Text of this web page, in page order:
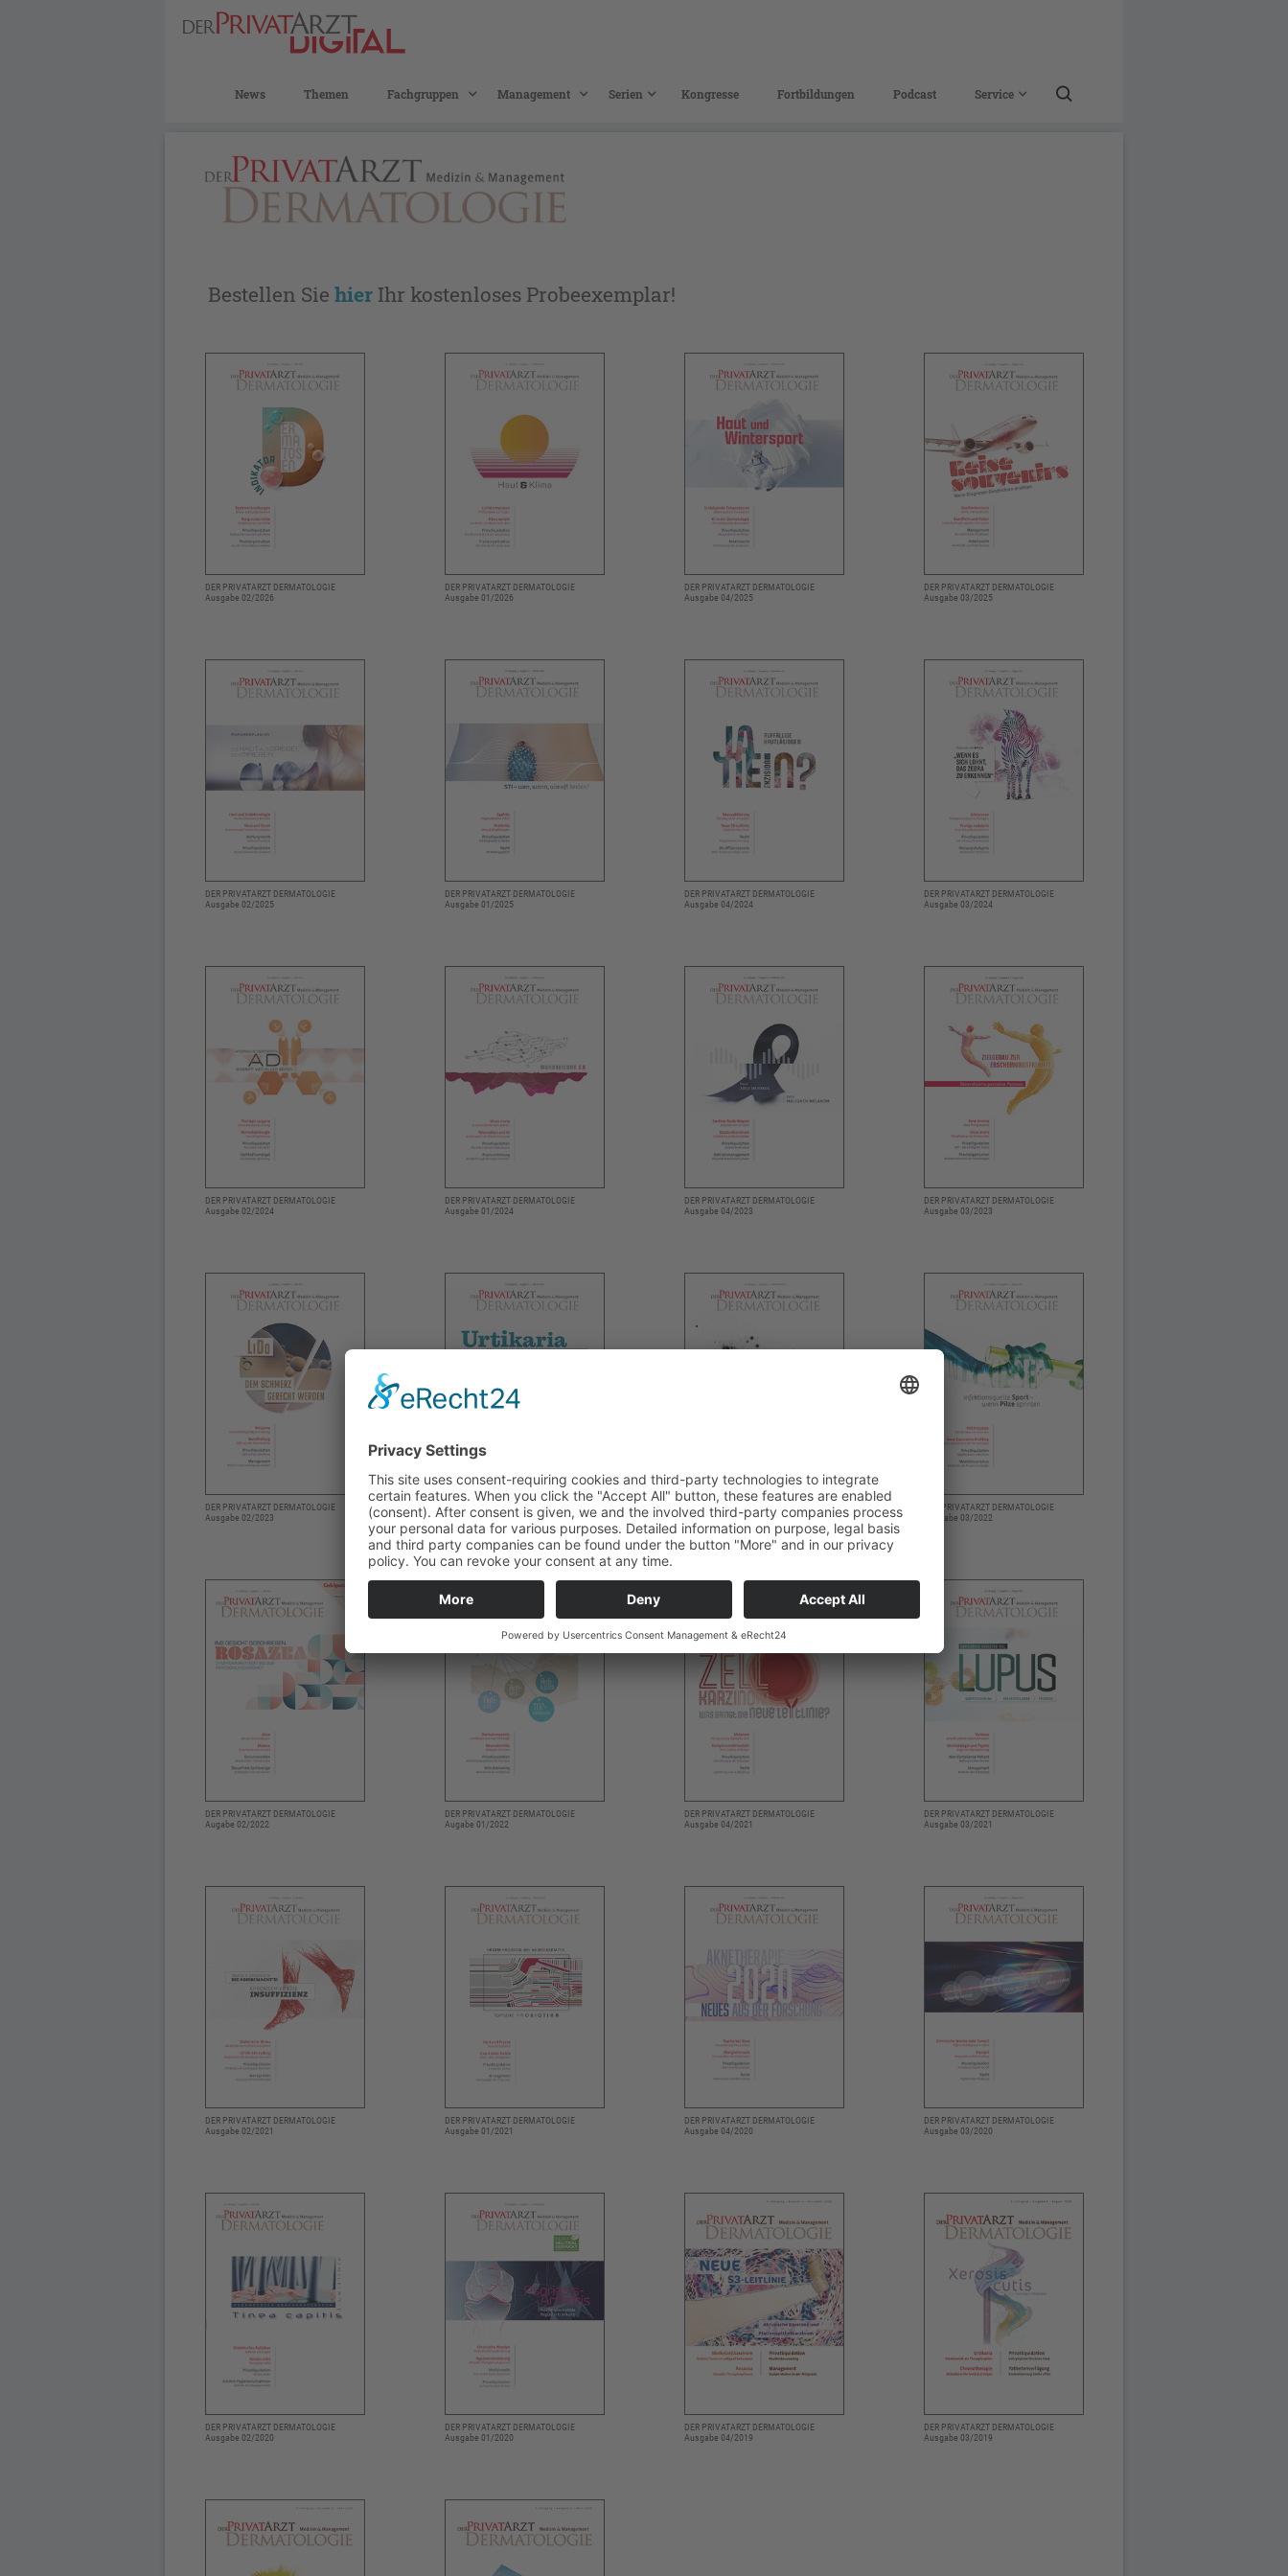
News Themen Fachgruppen Management Serien Kongresse Fortbildungen Podcast Service
Bestellen Sie hier Ihr kostenloses Probeexemplar!
DER PRIVATARZT DERMATOLOGIE
Ausgabe 02/2026
DER PRIVATARZT DERMATOLOGIE
Ausgabe 01/2026
DER PRIVATARZT DERMATOLOGIE
Ausgabe 04/2025
DER PRIVATARZT DERMATOLOGIE
Ausgabe 03/2025
DER PRIVATARZT DERMATOLOGIE
Ausgabe 02/2025
DER PRIVATARZT DERMATOLOGIE
Ausgabe 01/2025
DER PRIVATARZT DERMATOLOGIE
Ausgabe 04/2024
DER PRIVATARZT DERMATOLOGIE
Ausgabe 03/2024
DER PRIVATARZT DERMATOLOGIE
Ausgabe 02/2024
DER PRIVATARZT DERMATOLOGIE
Ausgabe 01/2024
DER PRIVATARZT DERMATOLOGIE
Ausgabe 04/2023
DER PRIVATARZT DERMATOLOGIE
Ausgabe 03/2023
DER PRIVATARZT DERMATOLOGIE
Ausgabe 02/2023
DER PRIVATARZT DERMATOLOGIE
Ausgabe 01/2023
DER PRIVATARZT DERMATOLOGIE
Ausgabe 04/2022
DER PRIVATARZT DERMATOLOGIE
Ausgabe 03/2022
DER PRIVATARZT DERMATOLOGIE
Augabe 02/2022
DER PRIVATARZT DERMATOLOGIE
Augabe 01/2022
DER PRIVATARZT DERMATOLOGIE
Ausgabe 04/2021
DER PRIVATARZT DERMATOLOGIE
Ausgabe 03/2021
DER PRIVATARZT DERMATOLOGIE
Ausgabe 02/2021
DER PRIVATARZT DERMATOLOGIE
Ausgabe 01/2021
DER PRIVATARZT DERMATOLOGIE
Ausgabe 04/2020
DER PRIVATARZT DERMATOLOGIE
Ausgabe 03/2020
DER PRIVATARZT DERMATOLOGIE
Ausgabe 02/2020
DER PRIVATARZT DERMATOLOGIE
Ausgabe 01/2020
DER PRIVATARZT DERMATOLOGIE
Ausgabe 04/2019
DER PRIVATARZT DERMATOLOGIE
Ausgabe 03/2019